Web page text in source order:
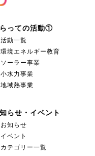
っての活動①
活動一覧
環境エネルギー教育
ソーラー事業
小水力事業
地域熱事業
らせ・イベント
お知らせ
イベント
カテゴリー一覧